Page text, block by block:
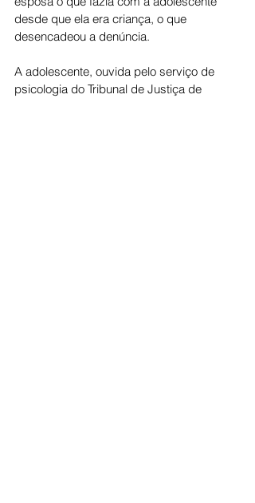
desde que ela era criança, o que
desencadeou a denúncia.
A adolescente, ouvida pelo serviço de
psicologia do Tribunal de Justiça de